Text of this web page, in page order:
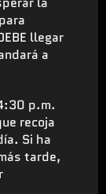
llegar
a
p.m.
recoja
Si ha
tarde,